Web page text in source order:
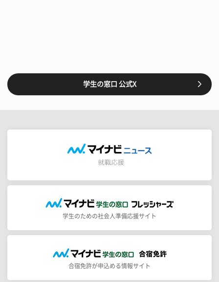
学生の窓口 公式X
学生のための社会人準備応援サイト
合宿免許が申込める情報サイト